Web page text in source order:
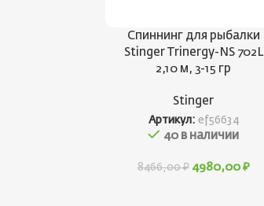
Спиннинг для рыбалки
Stinger Trinergy-NS 702L
2,10 м, 3-15 гр
Stinger
Артикул: ef56634
40 в наличии
8466,00₽ 4980,00 ₽